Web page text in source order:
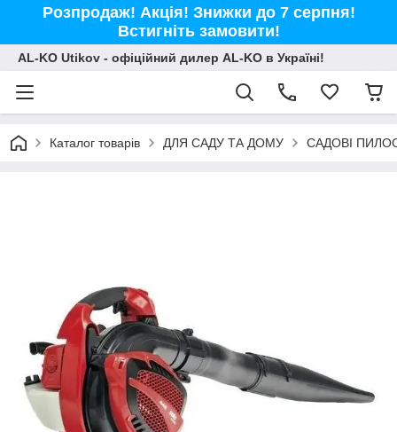
Розпродаж! Акція! Знижки до 7 серпня!
Встигніть замовити!
AL-KO Utikov - офіційний дилер AL-KO в Україні!
Каталог товарів ДЛЯ САДУ ТА ДОМУ САДОВІ